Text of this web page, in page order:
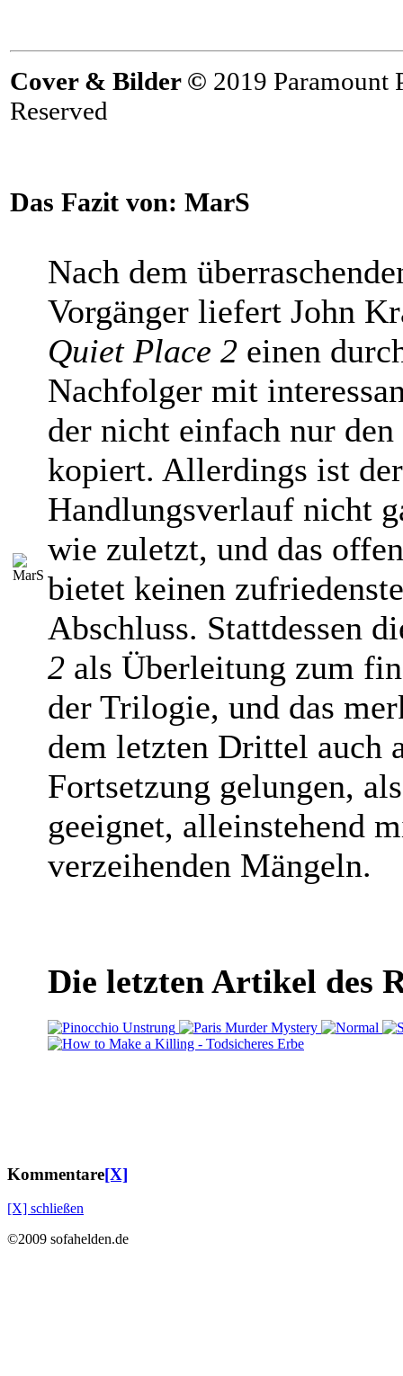
Cover & Bilder © 2019 Paramount
Reserved
Das Fazit von: MarS
Nach dem
Vorgänger liefert John
Quiet Place 2 einen
Nachfolger mit
der nicht einfach nur den
kopiert. Allerdings ist der
Handlungsverlauf nicht
wie zuletzt, und das
bietet keinen
Abschluss. Stattdessen
2 als Überleitung zum
der Trilogie, und das
dem letzten Drittel auch
Fortsetzung gelungen,
geeignet, alleinstehend
verzeihenden Mängeln.
Die letzten Artikel des
Kommentare[X]
[X] schließen
©2009 sofahelden.de